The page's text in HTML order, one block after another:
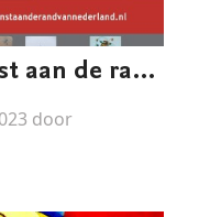
Open Atelierroute Kunst aan de rand van Nederland
door